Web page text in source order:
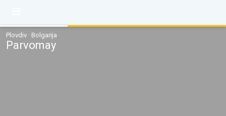
Plovdiv · Bolgarija
Parvomay